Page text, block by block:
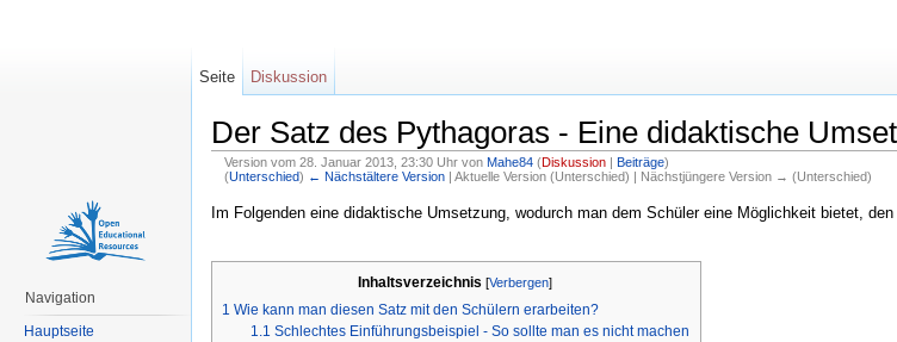
Der Satz des Pythagoras - Eine didaktische
Version vom 28. Januar 2013, 23:30 Uhr von Mahe84 (Diskussion| Beiträge)
(Unterschied) ← Nächstältere Version| Aktuelle Version (Unterschied) | Nächstjüngere Version → (Unterschied)
Im Folgenden eine didaktische Umsetzung, wodurch man dem Schüler eine Möglichkeit bietet,
Inhaltsverzeichnis [Verbergen]
1 Wie kann man diesen Satz mit den Schülern erarbeiten?
1.1 Schlechtes Einführungsbeispiel - So sollte man es nicht machen
Seite Diskussion
Navigation
Hauptseite